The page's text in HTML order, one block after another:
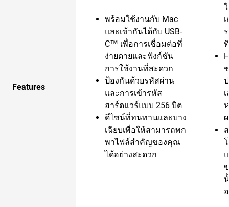
Features
พร้อมใช้งานกับ Mac
และเข้ากันได้กับ USB-
C™ เพื่อการเชื่อมต่อที่
ง่ายดายและฟังก์ชัน
การใช้งานที่สะดวก
ป้องกันด้วยรหัสผ่าน
และการเข้ารหัส
ฮาร์ดแวร์แบบ 256 บิต
ดีไซน์ที่ทนทานและบาง
เฉียบเพื่อให้สามารถพก
พาไฟล์สำคัญของคุณ
ได้อย่างสะดวก